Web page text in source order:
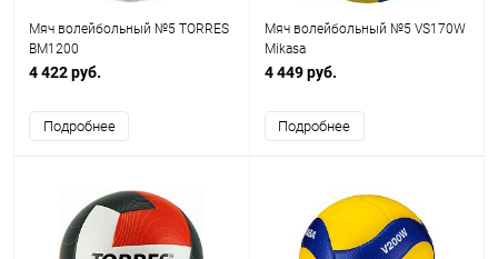
Мяч волейбольный №5 TORRES
BM1200
4 422 руб.
Подробнее
Мяч волейбольный №5 VS170W
Mikasa
4 449 руб.
Подробнее